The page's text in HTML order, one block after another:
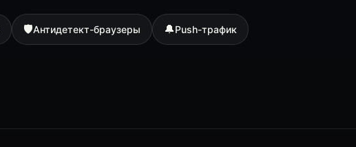
🛡Антидетект-браузеры 🔔Push-трафик